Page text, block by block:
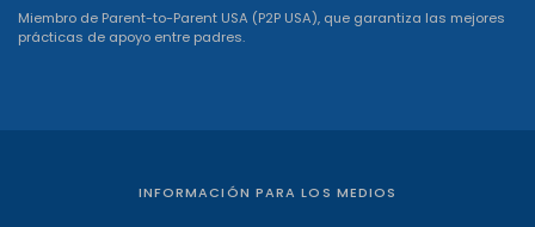
Miembro de Parent-to-Parent USA (P2P USA), que garantiza las mejores
prácticas de apoyo entre padres.
INFORMACIÓN PARA LOS MEDIOS